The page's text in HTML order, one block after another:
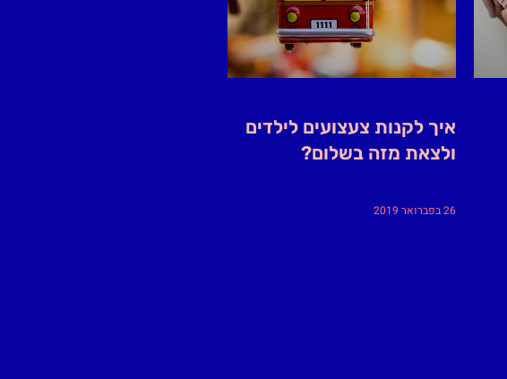
איך לקנות צעצועים לילדים
ולצאת מזה בשלום?
26 בפברואר 2019